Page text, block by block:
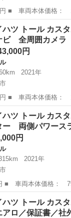
種名： トール ■ グ
９インチディスプレ
トール
ハツ トール カ
ビ 全周囲カメ
円
2021年
種名： トール ■ グ
ビ 全周囲カメラ
トール
ハツ トール カス
ー 両側パワー
円
2021年
名： トール ■ グレ
ー 両側パワースラ
トール
ハツ トール カス
アロ／保証書／